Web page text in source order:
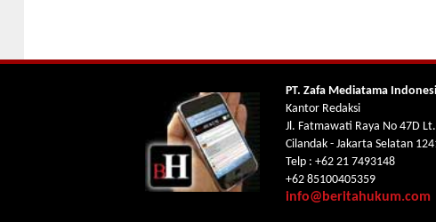
PT. Zafa Mediatama
Kantor Redaksi
Jl. Fatmawati Raya No 47D
Cilandak - Jakarta Selatan
Telp : +62 21 7493148
+62 85100405359
info@beritahukum.com